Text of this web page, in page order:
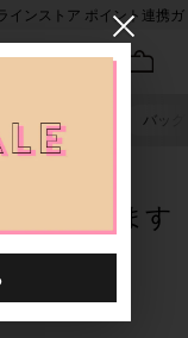
インストア ポイント連携ガ
定 バッグ
ンならびます